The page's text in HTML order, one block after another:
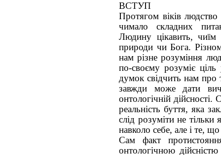
ВСТУП
Протягом віків людство
чимало складних
Людину цікавить, чиїм
природи чи Бога.
нам різне розуміння
по-своєму розуміє
думок свідчить нам про
завжди може дати
онтологічній дійсності.
реальність буття, яка
слід розуміти не
навколо себе, але і те,
Сам факт
онтологічною